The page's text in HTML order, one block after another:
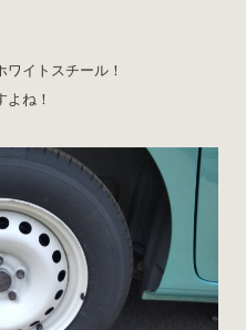
イトスチール！
ね！